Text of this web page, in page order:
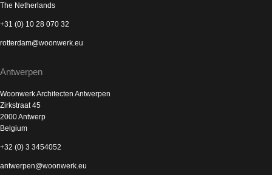
The Netherlands
+31 (0) 10 28 070 32
rotterdam@woonwerk.eu
Antwerpen
Woonwerk Architecten Antwerpen
Zirkstraat 45
2000 Antwerp
Belgium
+32 (0) 3 3454052
antwerpen@woonwerk.eu